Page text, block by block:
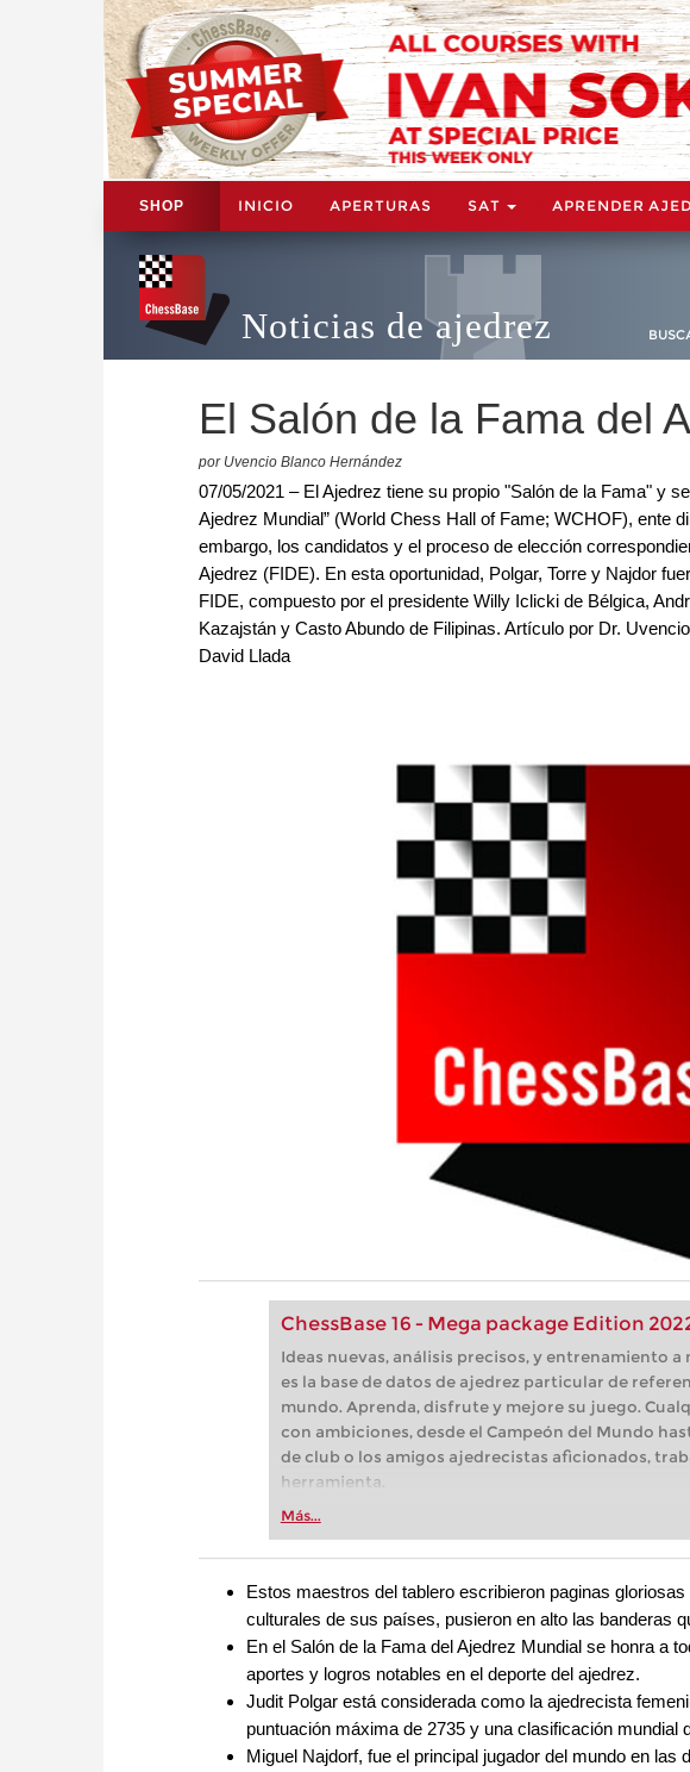
SHOP INICIO APERTURAS SAT APRENDER
Noticias de ajedrez
El Salón de la Fama del
por Uvencio Blanco Hernández
07/05/2021 – El Ajedrez tiene su propio "Salón de la Fama" y
Ajedrez Mundial” (World Chess Hall of Fame; WCHOF), ente
embargo, los candidatos y el proceso de elección
Ajedrez (FIDE). En esta oportunidad, Polgar, Torre y Najdor
FIDE, compuesto por el presidente Willy Iclicki de Bélgica,
Kazajstán y Casto Abundo de Filipinas. Artículo por Dr.
David Llada
ChessBase 16 - Mega package Edition
Ideas nuevas, análisis precisos, y entrenamiento a
es la base de datos de ajedrez particular de
mundo. Aprenda, disfrute y mejore su juego.
con ambiciones, desde el Campeón del Mundo
de club o los amigos ajedrecistas aficionados,
herramienta.
Más...
Estos maestros del tablero escribieron paginas
culturales de sus países, pusieron en alto las banderas
En el Salón de la Fama del Ajedrez Mundial se honra a
aportes y logros notables en el deporte del ajedrez.
Judit Polgar está considerada como la ajedrecista
puntuación máxima de 2735 y una clasificación mundial
Miguel Najdorf, fue el principal jugador del mundo en las